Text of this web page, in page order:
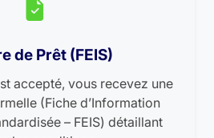
de Prêt (FEIS)
accepté, vous recevez une
(Fiche d’Information
– FEIS) détaillant